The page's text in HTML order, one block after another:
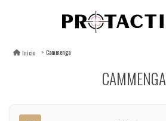
Inicio Cammenga
CAMMENGA